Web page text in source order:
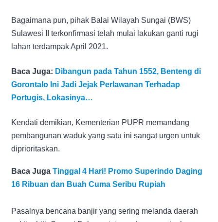
Bagaimana pun, pihak Balai Wilayah Sungai (BWS)
Sulawesi II terkonfirmasi telah mulai lakukan ganti rugi
lahan terdampak April 2021.
Baca Juga: Dibangun pada Tahun 1552, Benteng di
Gorontalo Ini Jadi Jejak Perlawanan Terhadap
Portugis, Lokasinya…
Kendati demikian, Kementerian PUPR memandang
pembangunan waduk yang satu ini sangat urgen untuk
diprioritaskan.
Baca Juga Tinggal 4 Hari! Promo Superindo Daging
16 Ribuan dan Buah Cuma Seribu Rupiah
Pasalnya bencana banjir yang sering melanda daerah